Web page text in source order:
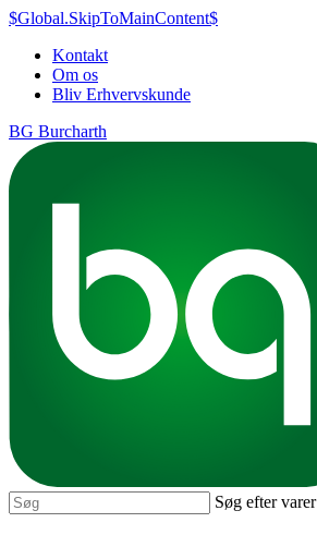
$Global.SkipToMainContent$
Kontakt
Om os
Bliv Erhvervskunde
BG Burcharth
Søg efter varer